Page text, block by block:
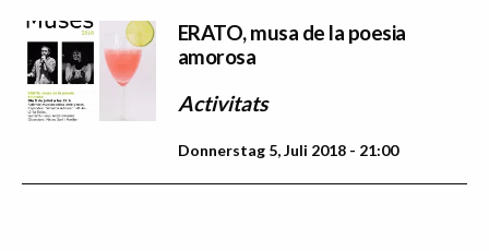
ERATO, musa de la poesia
amorosa
Activitats
Donnerstag 5, Juli 2018 - 21:00